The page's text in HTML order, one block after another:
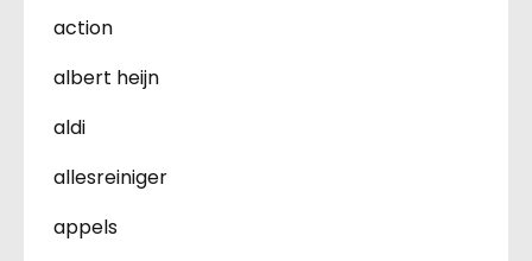
action
albert heijn
aldi
allesreiniger
appels